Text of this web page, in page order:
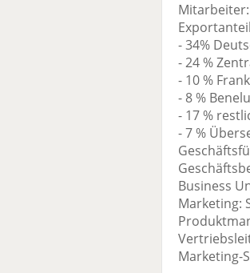
- 34%
- 24 %
- 10 %
- 8 %
- 17 %
- 7 %
Business
Marketing:
Marketing-